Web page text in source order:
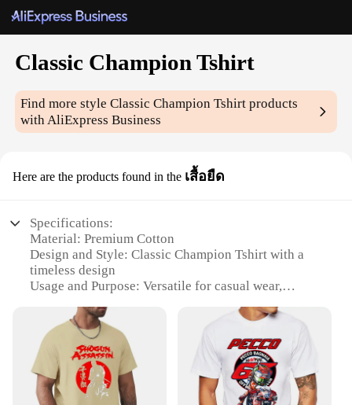
Classic Champion Tshirt
Find more styleClassic Champion Tshirt products
with AliExpress Business
Here are the products found in the เสื้อยืด
Specifications:
Material: Premium Cotton
Design and Style: Classic Champion Tshirt with a
timeless design
Usage and Purpose: Versatile for casual wear,
Performance and Property: Breathable and durable,
ensuring comfort and longevity
Shape or Size or Weight or Quantity: Available in a
range of sizes and wholesale sets
Applicable People: Ideal for men and women
seeking a reliable, stylish wardrobe staple